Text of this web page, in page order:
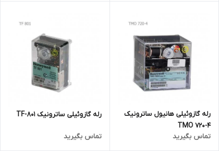
رله گازوئیلی هانیول ساترونیک
TMO 720-4
تماس بگیرید
رله گازوئیلی ساترونیک TF-801
تماس بگیرید